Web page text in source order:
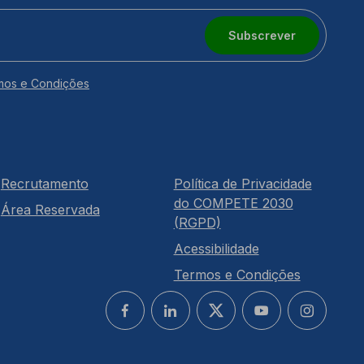
Subscrever
e Condições
Recrutamento
Área Reservada
Política de Privacidade
do COMPETE 2030
(RGPD)
Acessibilidade
Termos e Condições